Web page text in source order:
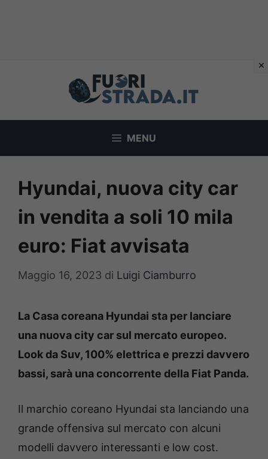
MENU
Hyundai, nuova city car
in vendita a soli 10 mila
euro: Fiat avvisata
Maggio 16, 2023 di Luigi Ciamburro
La Casa coreana Hyundai sta per lanciare
una nuova city car sul mercato europeo.
Look da Suv, 100% elettrica e prezzi davvero
bassi, sarà una concorrente della Fiat Panda.
Il marchio coreano Hyundai sta lanciando una
grande offensiva sul mercato con alcuni
modelli davvero interessanti e low cost.